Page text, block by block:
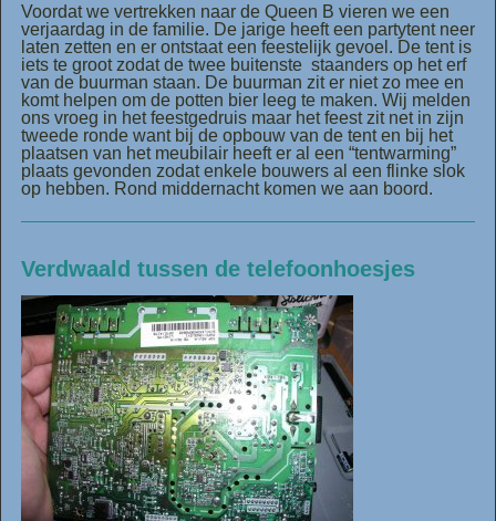
Voordat we vertrekken naar de Queen B vieren we een
verjaardag in de familie. De jarige heeft een partytent neer
laten zetten en er ontstaat een feestelijk gevoel. De tent is
iets te groot zodat de twee buitenste staanders op het erf
van de buurman staan. De buurman zit er niet zo mee en
komt helpen om de potten bier leeg te maken. Wij melden
ons vroeg in het feestgedruis maar het feest zit net in zijn
tweede ronde want bij de opbouw van de tent en bij het
plaatsen van het meubilair heeft er al een “tentwarming”
plaats gevonden zodat enkele bouwers al een flinke slok
op hebben. Rond middernacht komen we aan boord.
Verdwaald tussen de telefoonhoesjes